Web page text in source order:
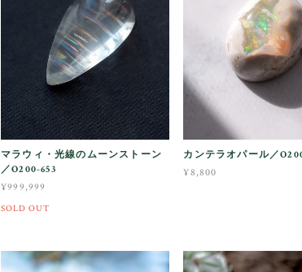
マラウィ・光線のムーンストーン
／O200-653
¥999,999
SOLD OUT
カンテラオパール／
¥8,800